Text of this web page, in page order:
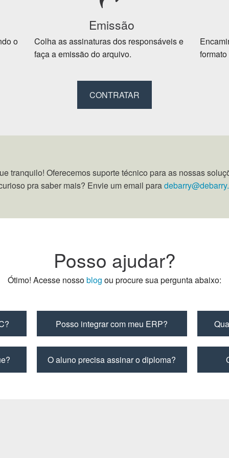
o
Emissão
Colha as assinaturas dos responsáveis e
faça a emissão do arquivo.
CONTRATAR
tranquilo! Oferecemos suporte técnico para as nossas
pra saber mais? Envie um email para
Posso ajudar?
Ótimo! Acesse nossoblog ou procure sua pergunta abaixo:
Posso integrar com meu ERP?
O aluno precisa assinar o diploma?